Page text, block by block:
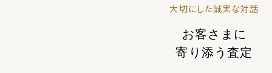
大切にした誠実な対話
お客さまに
寄り添う査定